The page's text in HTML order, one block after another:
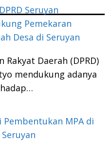
Seruyan
Pemekaran
Desa di Seruyan
Rakyat Daerah (DPRD)
mendukung adanya
Pembentukan MPA di